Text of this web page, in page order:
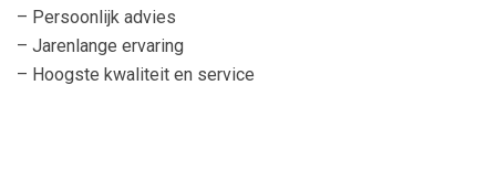
– Persoonlijk advies
– Jarenlange ervaring
– Hoogste kwaliteit en service